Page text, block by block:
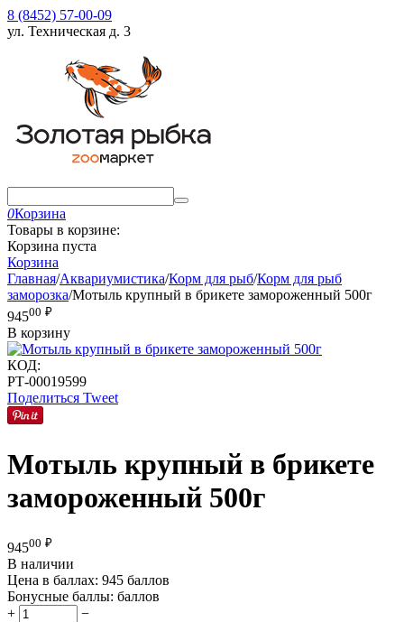
8 (8452) 57-00-09
ул. Техническая д. 3
0Корзина
Товары в корзине:
Корзина пуста
Корзина
Главная/Аквариумистика/Корм для рыб/Корм для рыб
заморозка/Мотыль крупный в брикете замороженный 500г
94500 ₽
В корзину
КОД:
РТ-00019599
Поделиться Tweet
Мотыль крупный в брикете
замороженный 500г
94500 ₽
В наличии
Цена в баллах: 945 баллов
Бонусные баллы: баллов
+
−